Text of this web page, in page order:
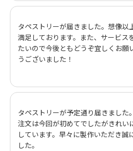
タペストリーが届きました。想像以
満足しております。また、サービス
たいので今後ともどうぞ宜しくお願
うございました！
タペストリーが予定通り届きました
注文は今回が初めてでしたがきれい
しています。早々に製作いただき誠
した。